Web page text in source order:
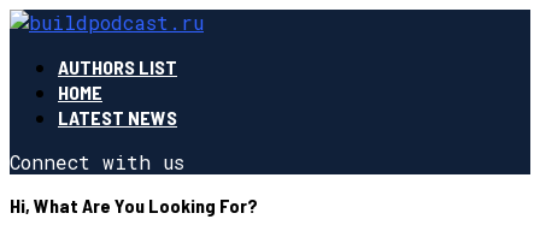
AUTHORS LIST
HOME
LATEST NEWS
Connect with us
Hi, What Are You Looking For?